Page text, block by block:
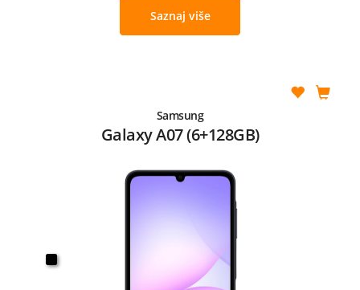
Saznaj više
Samsung
Galaxy A07 (6+128GB)